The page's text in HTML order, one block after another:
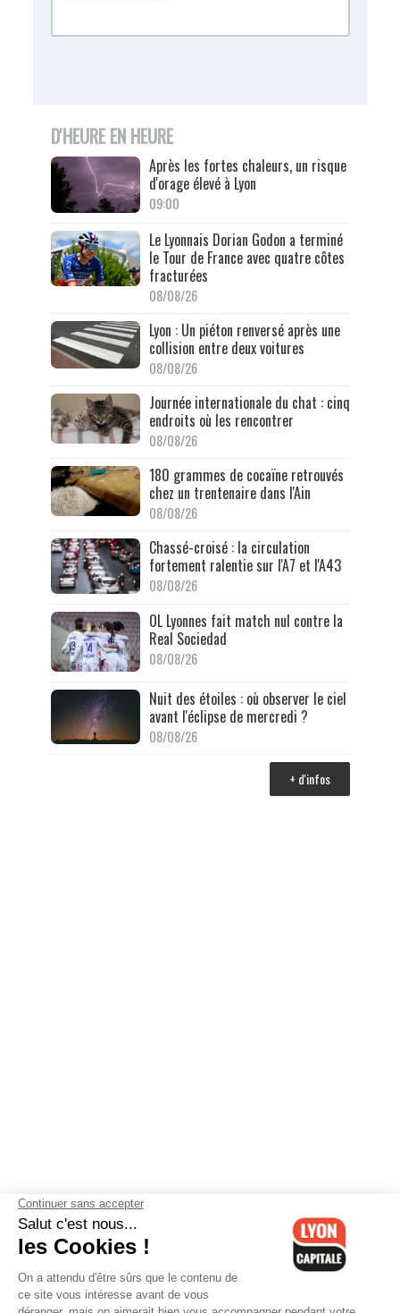
D'HEURE EN HEURE
Après les fortes chaleurs, un risque
d'orage élevé à Lyon
09:00
Le Lyonnais Dorian Godon a terminé
le Tour de France avec quatre côtes
fracturées
08/08/26
Lyon : Un piéton renversé après une
collision entre deux voitures
08/08/26
Journée internationale du chat : cinq
endroits où les rencontrer
08/08/26
180 grammes de cocaïne retrouvés
chez un trentenaire dans l'Ain
08/08/26
Chassé-croisé : la circulation
fortement ralentie sur l'A7 et l'A43
08/08/26
OL Lyonnes fait match nul contre la
Real Sociedad
08/08/26
Nuit des étoiles : où observer le ciel
avant l'éclipse de mercredi ?
08/08/26
+ d'infos